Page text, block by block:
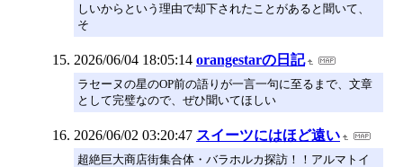
しいからという理由で却下されたことがあると聞いて、
そ
2026/06/04 18:05:14 orangestarの日記
ラセーヌの星のOP前の語りが一言一句に至るまで、文章
として完璧なので、ぜひ聞いてほしい
2026/06/02 03:20:47 スイーツにはほど遠い
超絶巨大商店街集合体・バラホルカ探訪！！アルマトイ